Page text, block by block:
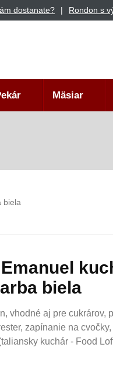
dostanate? Rondon s
Mäsiar
biela
biela
vhodné aj pre cukrárov,
zapínanie na
kuchár - Food